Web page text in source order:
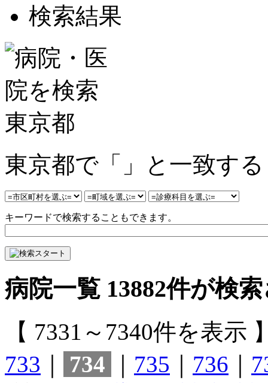
検索結果
東京都で「」と一致す
キーワードで検索することもできます。
病院一覧 13882件が検
【 7331～7340件を表示
733
734 735 736